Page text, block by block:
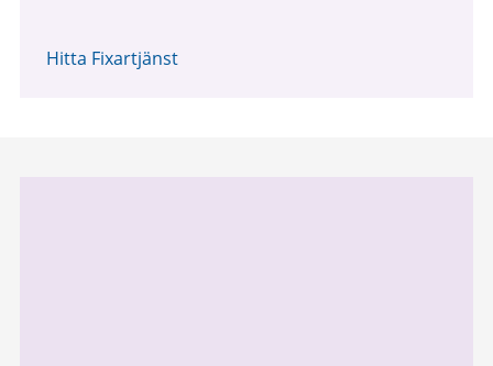
Hitta Fixartjänst